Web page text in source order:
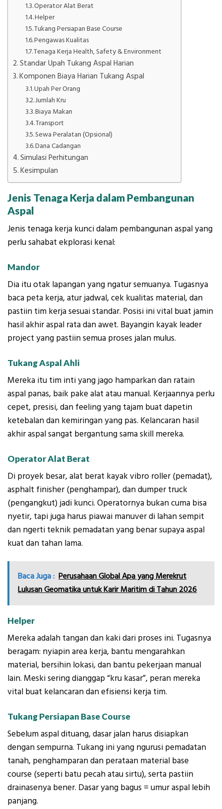
Operator Alat Berat
Helper
Tukang Persiapan Base Course
Pengawas Kualitas
Tenaga Kerja Health, Safety & Environment
Standar Upah Tukang Aspal Harian
Komponen Biaya Harian Tukang Aspal
Upah Per Orang
Jumlah Kru
Biaya Makan
Transport
Sewa Peralatan (Opsional)
Dana Cadangan
Simulasi Perhitungan
Kesimpulan
Jenis Tenaga Kerja dalam Pembangunan
Aspal
Jenis tenaga kerja kunci dalam pembangunan aspal yang
perlu sahabat ekplorasi kenal:
Mandor
Dia itu otak lapangan yang ngatur semuanya. Tugasnya
baca peta kerja, atur jadwal, cek kualitas material, dan
pastiin tim kerja sesuai standar. Posisi ini vital buat jamin
hasil akhir aspal rata dan awet. Bayangin kayak leader
project yang pastiin semua proses jalan mulus.
Tukang Aspal Ahli
Mereka itu tim inti yang jago hamparkan dan ratain
aspal panas, baik pake alat atau manual. Kerjaannya perlu
cepet, presisi, dan feeling yang tajam buat dapetin
ketebalan dan kemiringan yang pas. Kelancaran hasil
akhir aspal sangat bergantung sama skill mereka.
Operator Alat Berat
Di proyek besar, alat berat kayak vibro roller (pemadat),
asphalt finisher (penghampar), dan dumper truck
(pengangkut) jadi kunci. Operatornya bukan cuma bisa
nyetir, tapi juga harus piawai manuver di lahan sempit
dan ngerti teknik pemadatan yang benar supaya aspal
kuat dan tahan lama.
Baca Juga : Perusahaan Global Apa yang Merekrut
Lulusan Geomatika untuk Karir Maritim di Tahun 2026
Helper
Mereka adalah tangan dan kaki dari proses ini. Tugasnya
beragam: nyiapin area kerja, bantu mengarahkan
material, bersihin lokasi, dan bantu pekerjaan manual
lain. Meski sering dianggap “kru kasar”, peran mereka
vital buat kelancaran dan efisiensi kerja tim.
Tukang Persiapan Base Course
Sebelum aspal dituang, dasar jalan harus disiapkan
dengan sempurna. Tukang ini yang ngurusi pemadatan
tanah, penghamparan dan perataan material base
course (seperti batu pecah atau sirtu), serta pastiin
drainasenya bener. Dasar yang bagus = umur aspal lebih
panjang.